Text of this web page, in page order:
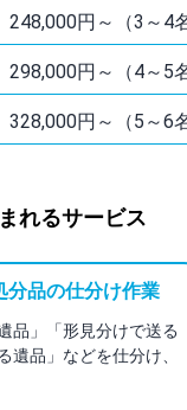
248,000円～（3～4
298,000円～（4～5
328,000円～（5～6
れるサービス
分品の仕分け作業
品」「形見分けで送る
遺品」などを仕分け、